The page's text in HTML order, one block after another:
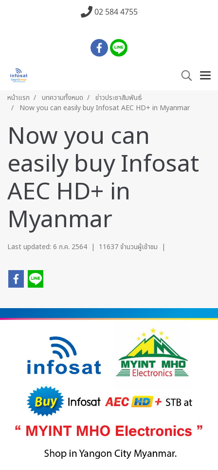
02 584 4755
หน้าแรก บทความทั้งหมด
ข่าวประชาสัมพันธ์
Now you can easily buy Infosat AEC HD+ in Myanmar
Now you can
easily buy Infosat
AEC HD+ in
Myanmar
Last updated: 6 ก.ค. 2564 | 11637 จำนวนผู้เข้าชม |